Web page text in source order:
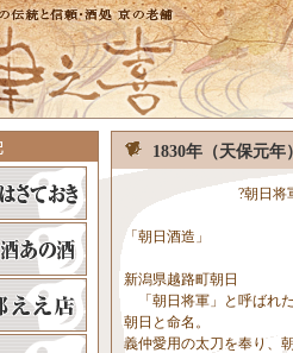
1830年（天保元年
?朝日将軍が
「朝日酒造」
新潟県越路町朝日
「朝日将軍」と呼ばれ
朝日と命名。
義仲愛用の太刀を奉り、